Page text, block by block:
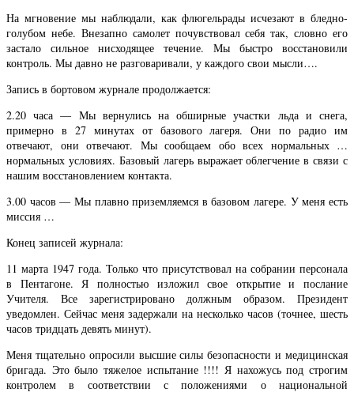
На мгновение мы наблюдали, как флюгельрады исчезают в бледно-
голубом небе. Внезапно самолет почувствовал себя так, словно его
застало сильное нисходящее течение. Мы быстро восстановили
контроль. Мы давно не разговаривали, у каждого свои мысли….
Запись в бортовом журнале продолжается:
2.20 часа — Мы вернулись на обширные участки льда и снега,
примерно в 27 минутах от базового лагеря. Они по радио им
отвечают, они отвечают. Мы сообщаем обо всех нормальных …
нормальных условиях. Базовый лагерь выражает облегчение в связи с
нашим восстановлением контакта.
3.00 часов — Мы плавно приземляемся в базовом лагере. У меня есть
миссия …
Конец записей журнала:
11 марта 1947 года. Только что присутствовал на собрании персонала
в Пентагоне. Я полностью изложил свое открытие и послание
Учителя. Все зарегистрировано должным образом. Президент
уведомлен. Сейчас меня задержали на несколько часов (точнее, шесть
часов тридцать девять минут).
Меня тщательно опросили высшие силы безопасности и медицинская
бригада. Это было тяжелое испытание !!!! Я нахожусь под строгим
контролем в соответствии с положениями о национальной